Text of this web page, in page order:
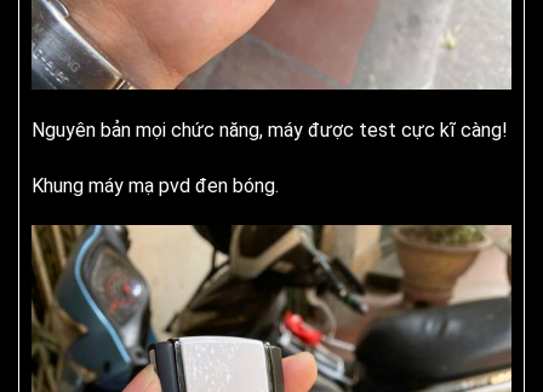
Nguyên bản mọi chức năng, máy được test cực kĩ càng!
Khung máy mạ pvd đen bóng.